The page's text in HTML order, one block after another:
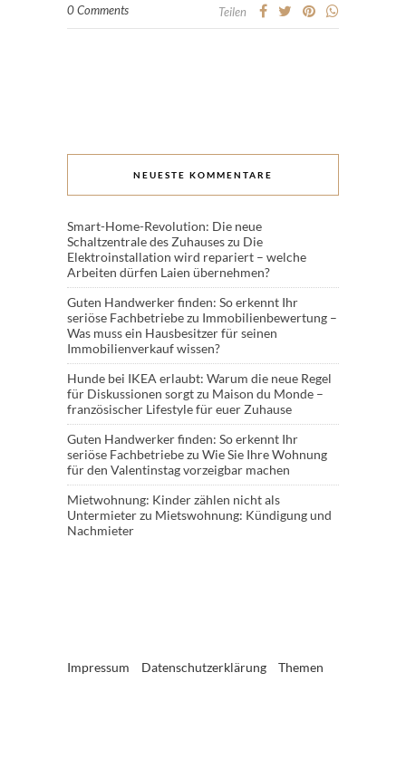
0 Comments Teilen
NEUESTE KOMMENTARE
Smart-Home-Revolution: Die neue
Schaltzentrale des Zuhauseszu Die
Elektroinstallation wird repariert – welche
Arbeiten dürfen Laien übernehmen?
Guten Handwerker finden: So erkennt Ihr
seriöse Fachbetriebezu Immobilienbewertung –
Was muss ein Hausbesitzer für seinen
Immobilienverkauf wissen?
Hunde bei IKEA erlaubt: Warum die neue Regel
für Diskussionen sorgtzu Maison du Monde –
französischer Lifestyle für euer Zuhause
Guten Handwerker finden: So erkennt Ihr
seriöse Fachbetriebezu Wie Sie Ihre Wohnung
für den Valentinstag vorzeigbar machen
Mietwohnung: Kinder zählen nicht als
Untermieterzu Mietswohnung: Kündigung und
Nachmieter
Impressum Datenschutzerklärung Themen